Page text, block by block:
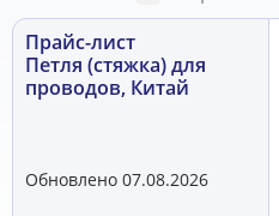
Прайс-лист
Петля (стяжка) для
проводов, Китай
Обновлено 07.08.2026